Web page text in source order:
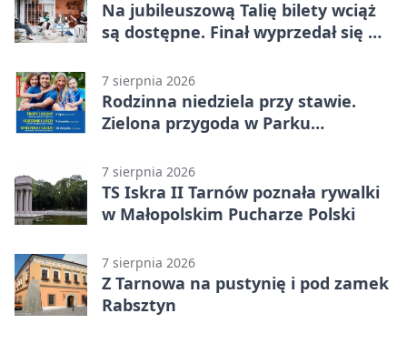
Na jubileuszową Talię bilety wciąż
są dostępne. Finał wyprzedał się w
7 sierpnia 2026
Rodzinna niedziela przy stawie.
Zielona przygoda w Parku
7 sierpnia 2026
TS Iskra II Tarnów poznała rywalki
w Małopolskim Pucharze Polski
7 sierpnia 2026
Z Tarnowa na pustynię i pod zamek
Rabsztyn